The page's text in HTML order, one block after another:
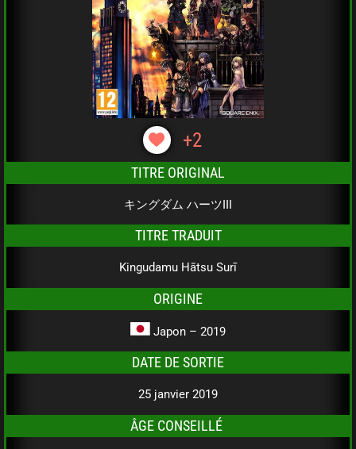
+2
TITRE ORIGINAL
キングダム ハーツIII
TITRE TRADUIT
Kingudamu Hātsu Surī
ORIGINE
Japon – 2019
DATE DE SORTIE
25 janvier 2019
ÂGE CONSEILLÉ